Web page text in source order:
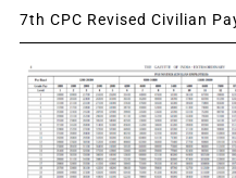
7th CPC Revised Civilian